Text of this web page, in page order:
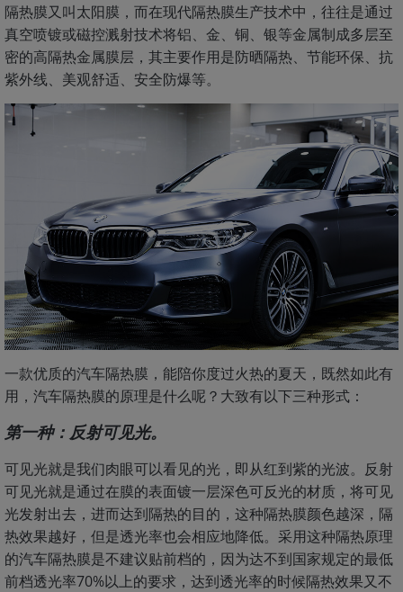
隔热膜又叫太阳膜，而在现代隔热膜生产技术中，往往是通过
真空喷镀或磁控溅射技术将铝、金、铜、银等金属制成多层至
密的高隔热金属膜层，其主要作用是防晒隔热、节能环保、抗
紫外线、美观舒适、安全防爆等。
一款优质的汽车隔热膜，能陪你度过火热的夏天，既然如此有
用，汽车隔热膜的原理是什么呢？大致有以下三种形式：
第一种：反射可见光。
可见光就是我们肉眼可以看见的光，即从红到紫的光波。反射
可见光就是通过在膜的表面镀一层深色可反光的材质，将可见
光发射出去，进而达到隔热的目的，这种隔热膜颜色越深，隔
热效果越好，但是透光率也会相应地降低。采用这种隔热原理
的汽车隔热膜是不建议贴前档的，因为达不到国家规定的最低
前档透光率70%以上的要求，达到透光率的时候隔热效果又不